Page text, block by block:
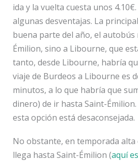
ida y la vuelta cuesta unos
algunas desventajas. La
buena parte del año, el autobús
Émilion, sino a Libourne, que
tanto, desde Libourne, habría
viaje de Burdeos a Libourne es
minutos, a lo que habría que
dinero) de ir hasta Saint-
esta opción está desaconsejada.
No obstante, en temporada alta
llega hasta Saint-Émilion (aquí